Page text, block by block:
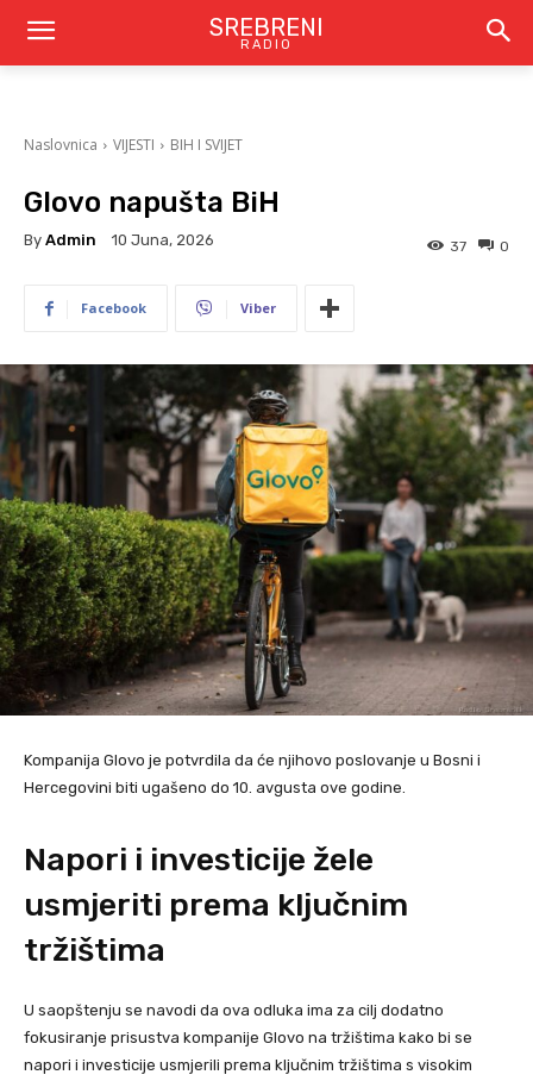
SREBRENI
RADIO
Naslovnica VIJESTI BIH I SVIJET
Glovo napušta BiH
By Admin 10 Juna, 2026 0
37
Facebook Viber
Kompanija Glovo je potvrdila da će njihovo poslovanje u Bosni i
Hercegovini biti ugašeno do 10. avgusta ove godine.
Napori i investicije žele
usmjeriti prema ključnim
tržištima
U saopštenju se navodi da ova odluka ima za cilj dodatno
fokusiranje prisustva kompanije Glovo na tržištima kako bi se
napori i investicije usmjerili prema ključnim tržištima s visokim